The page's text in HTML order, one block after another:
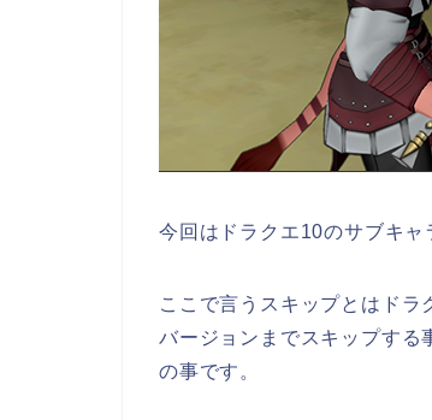
今回はドラクエ10のサブキャ
ここで言うスキップとはド
バージョンまでスキップする
の事です。